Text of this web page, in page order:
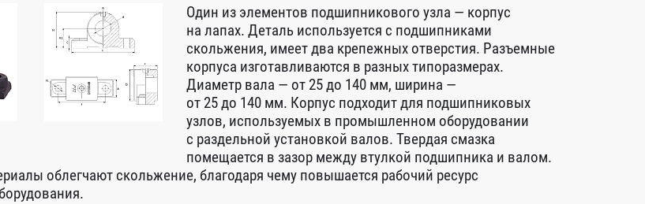
Один из элементов подшипникового узла — корпус
на лапах. Деталь используется с подшипниками
скольжения, имеет два крепежных отверстия. Разъемные
корпуса изготавливаются в разных типоразмерах.
Диаметр вала — от 25 до 140 мм, ширина —
от 25 до 140 мм. Корпус подходит для подшипниковых
узлов, используемых в промышленном оборудовании
с раздельной установкой валов. Твердая смазка
помещается в зазор между втулкой подшипника и валом.
облегчают скольжение, благодаря чему повышается рабочий ресурс